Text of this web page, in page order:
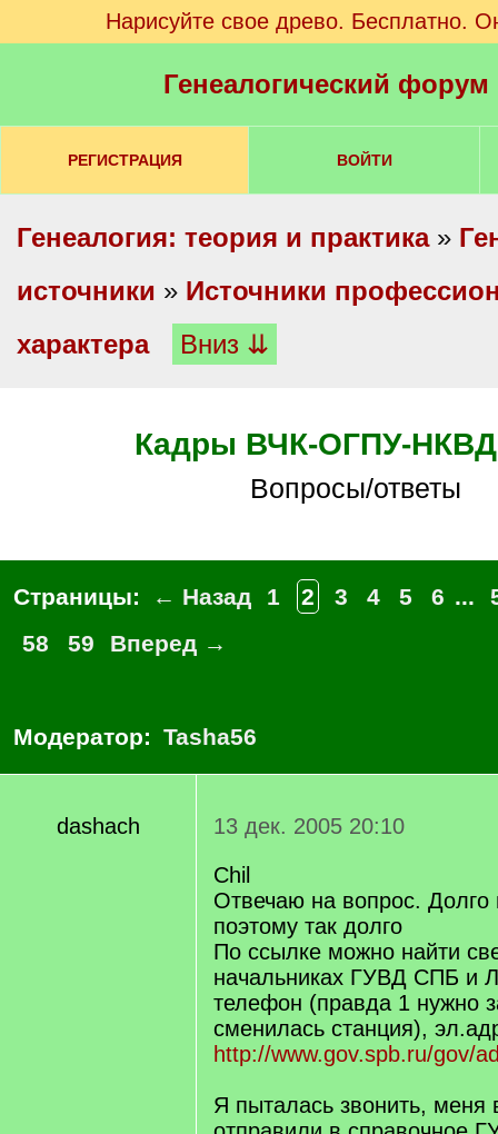
Нарисуйте свое древо. Бесплатно.
Генеалогический
РЕГИСТРАЦИЯ ВОЙТИ
Генеалогия: теория и практика»
источники » Источники
характера
Вниз ⇊
Кадры ВЧК-ОГПУ-
Вопросы/ответы
Страницы: ← Назад 1 2 3 4 5 6 ...
58
59 Вперед →
Модератор: Tasha56
dashach
13 дек. 2005 20:10
Chil
Отвечаю на вопрос.
поэтому так долго
По ссылке можно найти
начальниках ГУВД СПБ и
телефон (правда 1 нужно
сменилась станция),
http://www.gov.spb.ru/gov/
Я пыталась звонить, меня